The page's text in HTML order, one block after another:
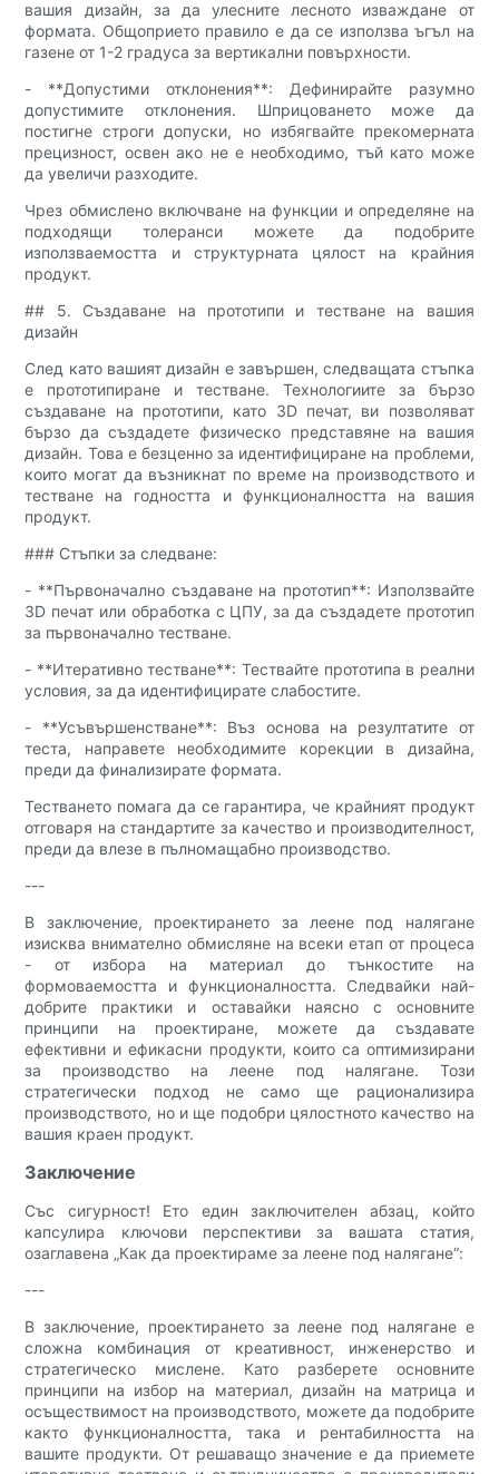
вашия дизайн, за да улесните лесното изваждане от
формата. Общоприето правило е да се използва ъгъл на
газене от 1-2 градуса за вертикални повърхности.
- **Допустими отклонения**: Дефинирайте разумно
допустимите отклонения. Шприцоването може да
постигне строги допуски, но избягвайте прекомерната
прецизност, освен ако не е необходимо, тъй като може
да увеличи разходите.
Чрез обмислено включване на функции и определяне на
подходящи толеранси можете да подобрите
използваемостта и структурната цялост на крайния
продукт.
## 5. Създаване на прототипи и тестване на вашия
дизайн
След като вашият дизайн е завършен, следващата стъпка
е прототипиране и тестване. Технологиите за бързо
създаване на прототипи, като 3D печат, ви позволяват
бързо да създадете физическо представяне на вашия
дизайн. Това е безценно за идентифициране на проблеми,
които могат да възникнат по време на производството и
тестване на годността и функционалността на вашия
продукт.
### Стъпки за следване:
- **Първоначално създаване на прототип**: Използвайте
3D печат или обработка с ЦПУ, за да създадете прототип
за първоначално тестване.
- **Итеративно тестване**: Тествайте прототипа в реални
условия, за да идентифицирате слабостите.
- **Усъвършенстване**: Въз основа на резултатите от
теста, направете необходимите корекции в дизайна,
преди да финализирате формата.
Тестването помага да се гарантира, че крайният продукт
отговаря на стандартите за качество и производителност,
преди да влезе в пълномащабно производство.
---
В заключение, проектирането за леене под налягане
изисква внимателно обмисляне на всеки етап от процеса
- от избора на материал до тънкостите на
формоваемостта и функционалността. Следвайки най-
добрите практики и оставайки наясно с основните
принципи на проектиране, можете да създавате
ефективни и ефикасни продукти, които са оптимизирани
за производство на леене под налягане. Този
стратегически подход не само ще рационализира
производството, но и ще подобри цялостното качество на
вашия краен продукт.
Заключение
Със сигурност! Ето един заключителен абзац, който
капсулира ключови перспективи за вашата статия,
озаглавена „Как да проектираме за леене под налягане“:
---
В заключение, проектирането за леене под налягане е
сложна комбинация от креативност, инженерство и
стратегическо мислене. Като разберете основните
принципи на избор на материал, дизайн на матрица и
осъществимост на производството, можете да подобрите
както функционалността, така и рентабилността на
вашите продукти. От решаващо значение е да приемете